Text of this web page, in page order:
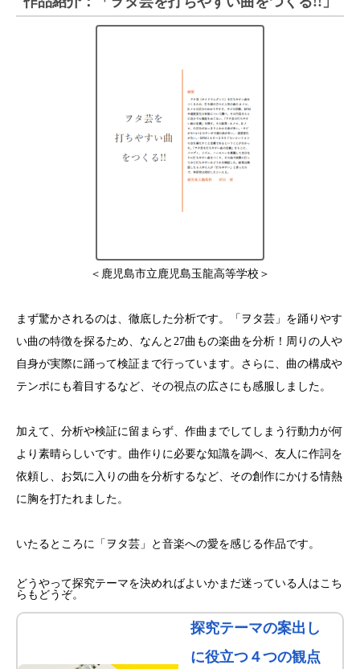
＜鹿児島市立鹿児島玉龍高等学校＞
まず驚かされるのは、徹底した分析です。「ヲタ芸」を踊りやす
い曲の特徴を探るため、なんと27曲もの楽曲を分析！周りの人や
自身が実際に踊って検証まで行っています。さらに、曲の構成や
テンポにも着目するなど、その視点の広さにも感服しました。
加えて、分析や検証に留まらず、作曲までしてしまう行動力が何
より素晴らしいです。曲作りに必要な知識を調べ、友人に作詞を
依頼し、お気に入りの曲を分析するなど、その創作にかける情熱
に胸を打たれました。
いたるところに「ヲタ芸」と音楽への愛を感じる作品です。
どうやって探究テーマを決めればよいかまだ迷っている人はこち
らもどうぞ。
探究テーマの案出し
に役立つ４つの観点